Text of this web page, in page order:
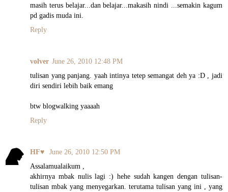
masih terus belajar...dan belajar...makasih nindi ...semakin kagum
pd gadis muda ini.
Reply
volver June 26, 2010 12:48 PM
tulisan yang panjang. yaah intinya tetep semangat deh ya :D , jadi
diri sendiri lebih baik emang
btw blogwalking yaaaah
Reply
HF♥
June 26, 2010 12:50 PM
Assalamualaikum ,
akhirnya mbak nulis lagi :) hehe sudah kangen dengan tulisan-
tulisan mbak yang menyegarkan. terutama tulisan yang ini , yang